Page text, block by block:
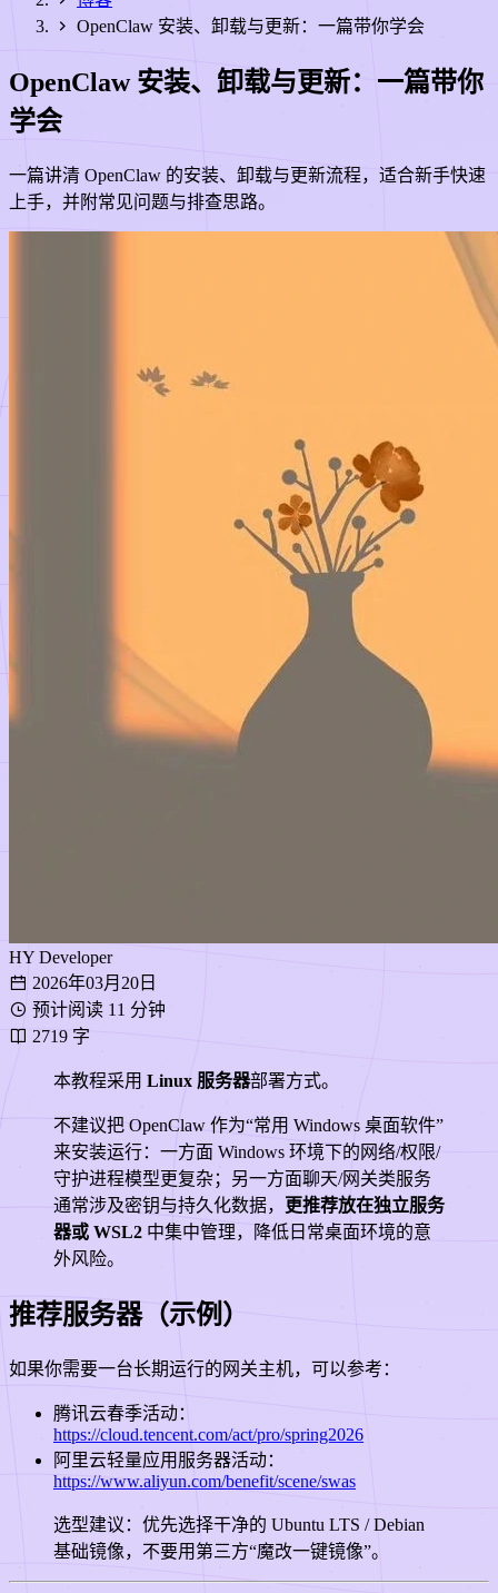
OpenClaw 安装、卸载与更新：一篇带你学会
OpenClaw 安装、卸载与更新：一篇带你
学会
一篇讲清 OpenClaw 的安装、卸载与更新流程，适合新手快速
上手，并附常见问题与排查思路。
HY Developer
2026年03月20日
预计阅读 11 分钟
2719 字
本教程采用 Linux 服务器部署方式。
不建议把 OpenClaw 作为“常用 Windows 桌面软件”
来安装运行：一方面 Windows 环境下的网络/权限/
守护进程模型更复杂；另一方面聊天/网关类服务
通常涉及密钥与持久化数据，
更推荐放在独立服务
器或 WSL2 中集中管理，降低日常桌面环境的意
外风险。
推荐服务器（示例）
如果你需要一台长期运行的网关主机，可以参考：
腾讯云春季活动：
https://cloud.tencent.com/act/pro/spring2026
阿里云轻量应用服务器活动：
https://www.aliyun.com/benefit/scene/swas
选型建议：优先选择干净的 Ubuntu LTS / Debian
基础镜像，不要用第三方“魔改一键镜像”。